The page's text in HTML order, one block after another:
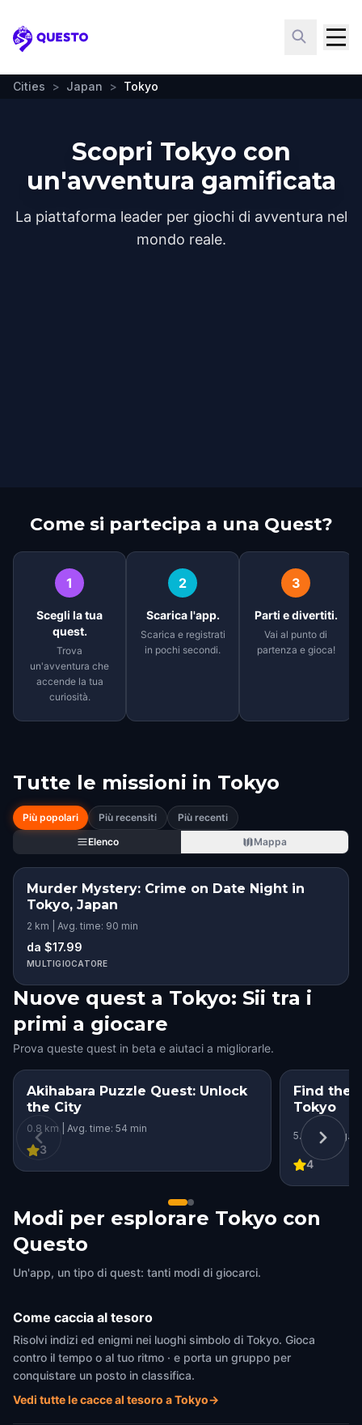
Questo
Cities > Japan > Tokyo
Scopri Tokyo con
un'avventura gamificata
La piattaforma leader per giochi di avventura nel
mondo reale.
Come si partecipa a una Quest?
1
Scegli la tua
quest.
Trova
un'avventura che
accende la tua
curiosità.
2
Scarica l'app.
Scarica e registrati
in pochi secondi.
3
Parti e divertiti.
Vai al punto di
partenza e gioca!
Tutte le missioni in Tokyo
Più popolari Più recensiti
Più recenti
Elenco
Mappa
Murder Mystery: Crime on Date Night in
Tokyo, Japan
2 km | Avg. time: 90 min
da $17.99
MULTIGIOCATORE
Nuove quest a Tokyo: Sii tra i
primi a giocare
Prova queste quest in beta e aiutaci a migliorarle.
Akihabara Puzzle Quest: Unlock
the City
0.8 km | Avg. time: 54 min
3
Find the
Tokyo
5.1 km | Avg.
4
Modi per esplorare Tokyo con
Questo
Un'app, un tipo di quest: tanti modi di giocarci.
Come caccia al tesoro
Risolvi indizi ed enigmi nei luoghi simbolo di Tokyo. Gioca
contro il tempo o al tuo ritmo · e porta un gruppo per
conquistare un posto in classifica.
Vedi tutte le cacce al tesoro a Tokyo→